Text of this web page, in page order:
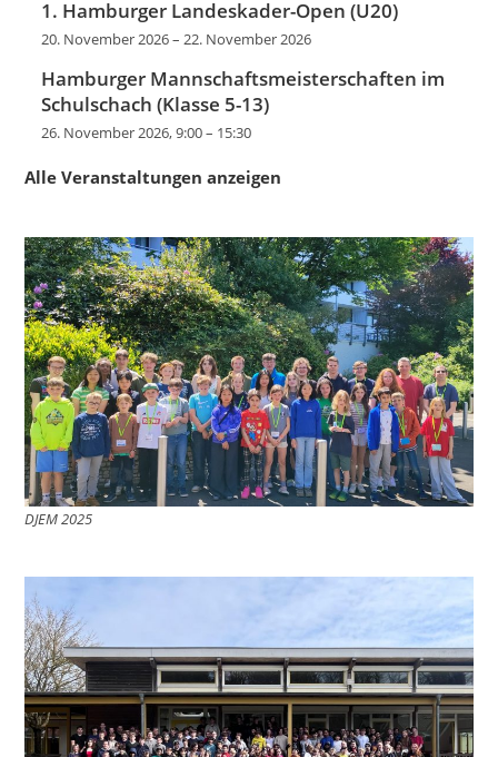
1. Hamburger Landeskader-Open (U20)
20. November 2026–22. November 2026
Hamburger Mannschaftsmeisterschaften im
Schulschach (Klasse 5-13)
26. November 2026, 9:00– 15:30
Alle Veranstaltungen anzeigen
DJEM 2025